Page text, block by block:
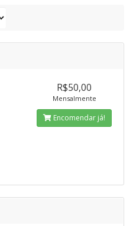
R$50,00
Mensalmente
Encomendar já!